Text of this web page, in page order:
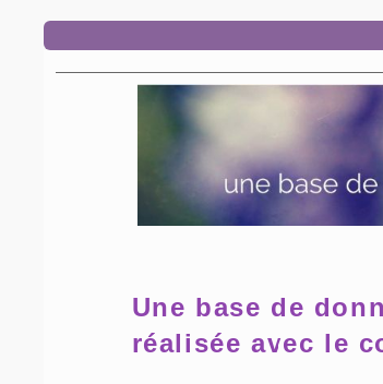
Une base de
réalisée avec le